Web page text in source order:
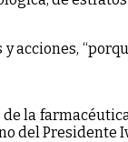
acciones,
la
del Presidente